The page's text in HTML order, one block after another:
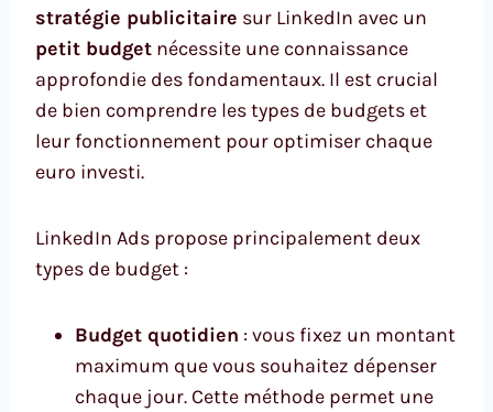
stratégie publicitaire sur LinkedIn avec un
petit budget nécessite une connaissance
approfondie des fondamentaux. Il est crucial
de bien comprendre les types de budgets et
leur fonctionnement pour optimiser chaque
euro investi.
LinkedIn Ads propose principalement deux
types de budget :
Budget quotidien : vous fixez un montant
maximum que vous souhaitez dépenser
chaque jour. Cette méthode permet une